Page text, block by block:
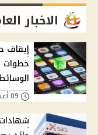
الاخبار
إيقاف
خطوات